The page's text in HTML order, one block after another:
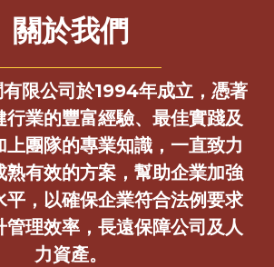
關於我們
限公司於1994年成立，憑著
行業的豐富經驗、最佳實踐及
上團隊的專業知識，一直致力
熟有效的方案，幫助企業加強
平，以確保企業符合法例要求
管理效率，長遠保障公司及人
力資產。